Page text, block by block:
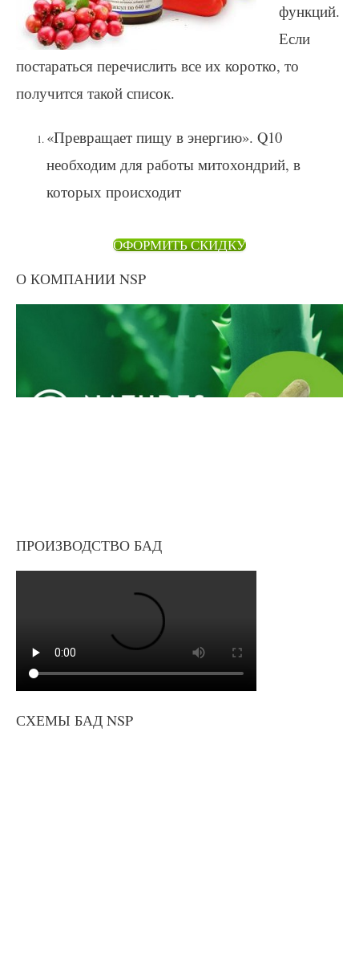
ОФОРМИТЬ СКИДКУ
О КОМПАНИИ NSP
ПРОИЗВОДСТВО БАД
СХЕМЫ БАД NSP
функций.
Если
постараться перечислить все их коротко, то
получится такой список.
«Превращает пищу в энергию». Q10
необходим для работы митохондрий, в
которых происходит